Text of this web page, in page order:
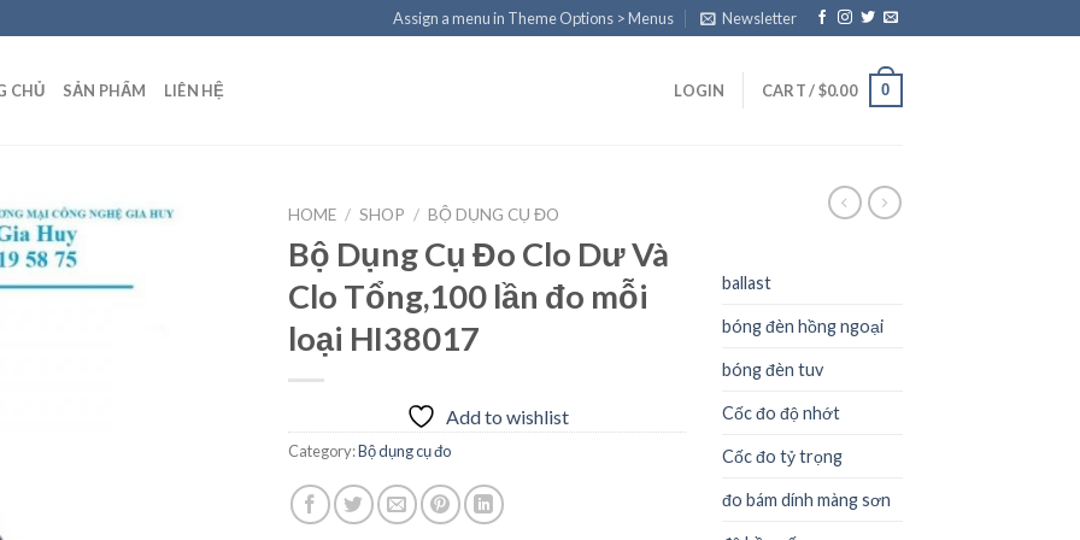
Assign a menu in Theme Options > Menus Newsletter
CHỦ SẢN PHẨM LIÊN HỆ LOGIN CART /$0.00 0
HOME / SHOP / BỘ DỤNG CỤ ĐO
Bộ Dụng Cụ Đo Clo Dư Và
Clo Tổng,100 lần đo mỗi
loại HI38017
Add to wishlist
Category:Bộ dụng cụ đo
ballast
bóng đèn hồng ngoại
bóng đèn tuv
Cốc đo độ nhớt
Cốc đo tỷ trọng
đo bám dính màng sơn